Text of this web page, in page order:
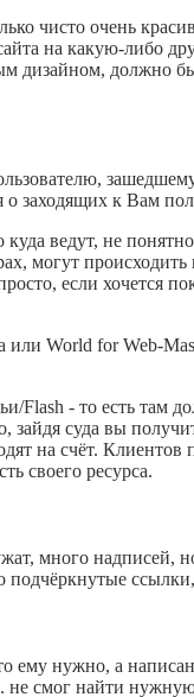
чисто очень
на какую-либо
дизайном, должно
заходящих к Вам
ведут, не
могут
если хочется
или World for Web-
Flash - то есть там
суда вы
на счёт.
своего ресурса.
много надписей,
ему нужно, а
не смог найти